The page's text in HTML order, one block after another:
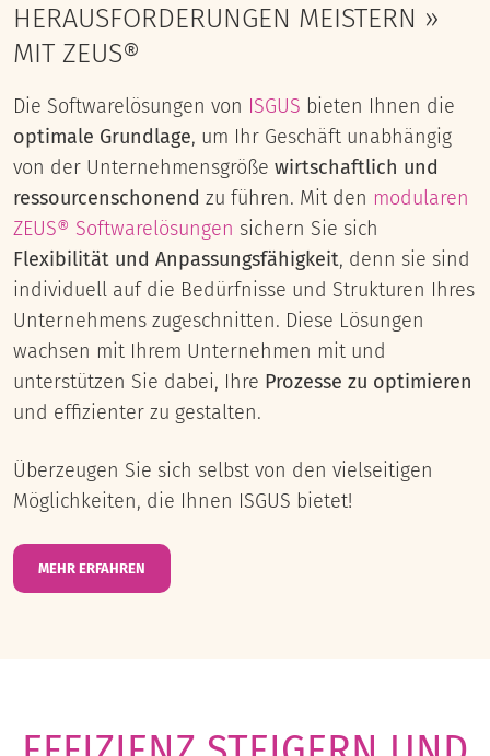
HERAUSFORDERUNGEN MEISTERN »
MIT ZEUS®
Die Softwarelösungen von ISGUS bieten Ihnen die
optimale Grundlage, um Ihr Geschäft unabhängig
von der Unternehmensgröße wirtschaftlich und
ressourcenschonend zu führen. Mit den modularen
ZEUS® Softwarelösungen sichern Sie sich
Flexibilität und Anpassungsfähigkeit, denn sie sind
individuell auf die Bedürfnisse und Strukturen Ihres
Unternehmens zugeschnitten. Diese Lösungen
wachsen mit Ihrem Unternehmen mit und
unterstützen Sie dabei, Ihre Prozesse zu optimieren
und effizienter zu gestalten.
Überzeugen Sie sich selbst von den vielseitigen
Möglichkeiten, die Ihnen ISGUS bietet!
MEHR ERFAHREN